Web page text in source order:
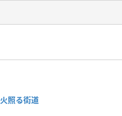
火照る街道